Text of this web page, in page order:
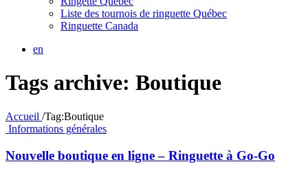
Liste des tournois de ringuette Québec
Ringuette Canada
en
Tags archive: Boutique
Accueil /Tag:Boutique
Informations générales
Nouvelle boutique en ligne – Ringuette à Go-Go